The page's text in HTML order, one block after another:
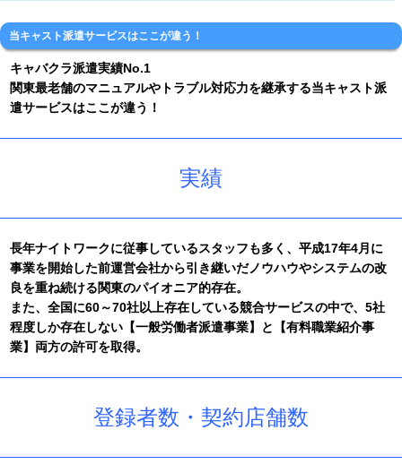
2018/12/28
年末年始の休業期間は、下記のとおりとなりますのでご案内い
たします。
【平成30年12月30日(日)～平成31年1月3日(木)】
※年内の電話・メールでのお問い合せの受け付けは、29日
(土)23時までとなります。
年末年始の休業期間は、下記のとおりとなりますのでご案内い
たします。
【平成29年12月31日(日)から平成30年1月3日(水)】
※年内の電話・メールでのお問い合せの受け付けは、12月29日
(金)23時まで。
2017/12/01
運営会社設立6周年を記念し、12月は登録者の皆様へ向けたキャ
【平成28年12月31日(土)から平成29年1月3日(火)】
当キャスト派遣サービスはここが違う！
キャバクラ派遣実績No.1
関東最老舗のマニュアルやトラブル対応力を継承する当キャスト派
遣サービスはここが違う！
実績
長年ナイトワークに従事しているスタッフも多く、平成17年4月に
事業を開始した前運営会社から引き継いだノウハウやシステムの改
良を重ね続ける関東のパイオニア的存在。
また、全国に60～70社以上存在している競合サービスの中で、5社
程度しか存在しない【一般労働者派遣事業】と【有料職業紹介事
業】両方の許可を取得。
登録者数・契約店舗数